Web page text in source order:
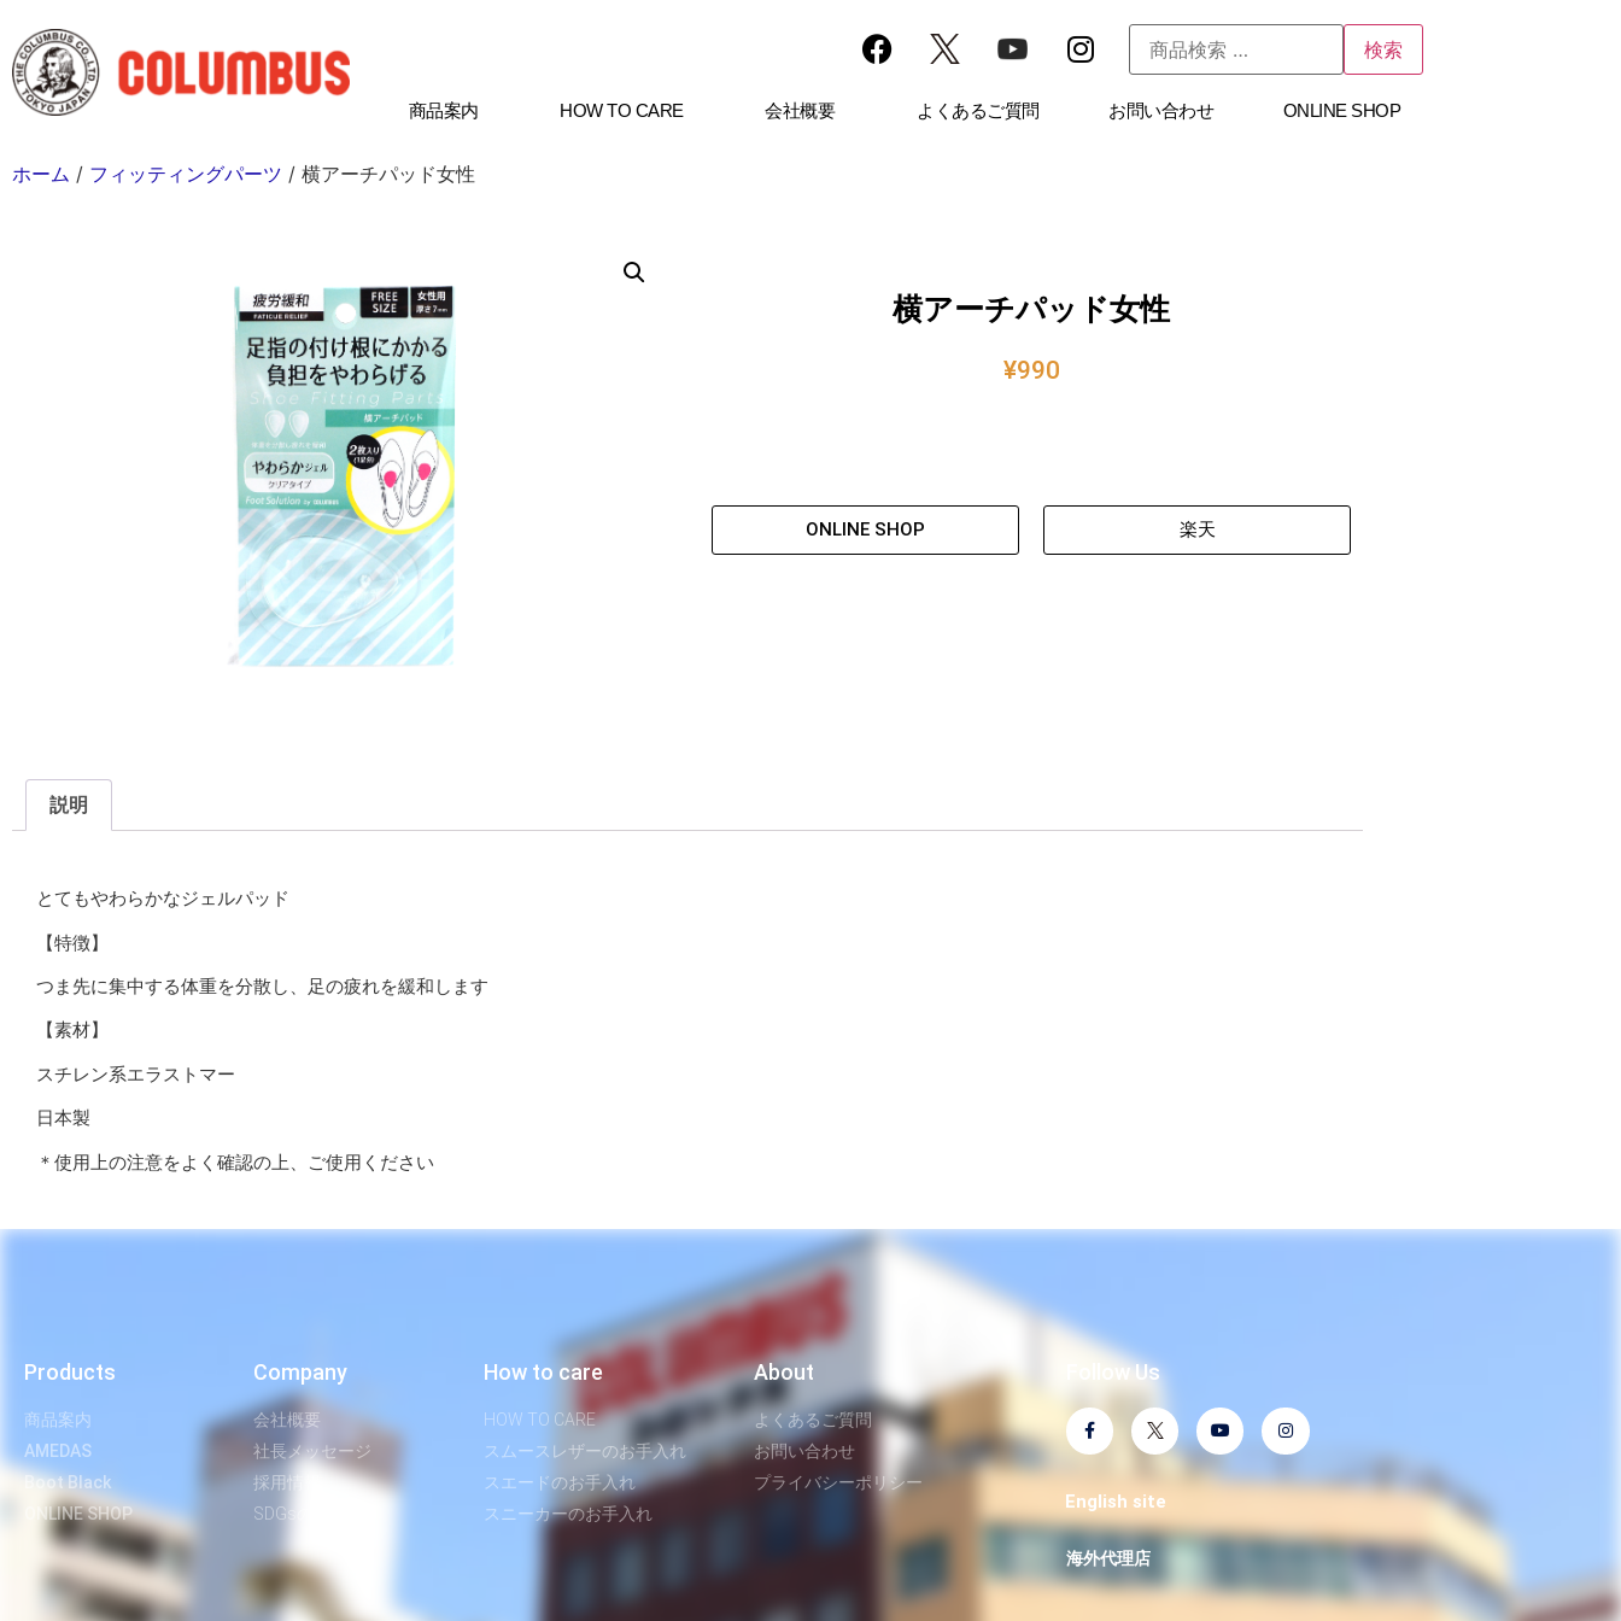
検索
商品案内 HOW TO CARE 会社概要 よくあるご質問 お問い合わせ ONLINE SHOP
ホーム / フィッティングパーツ / 横アーチパッド女性
横アーチパッド女性
¥990
ONLINE SHOP 楽天
説明
とてもやわらかなジェルパッド
【特徴】
つま先に集中する体重を分散し、足の疲れを緩和します
【素材】
スチレン系エラストマー
日本製
＊使用上の注意をよく確認の上、ご使用ください
Products
商品案内
AMEDAS
Boot Black
ONLINE SHOP
Company
会社概要
社長メッセージ
採用情報
SDGsの取り組み
How to care
HOW TO CARE
スムースレザーのお手入れ
スエードのお手入れ
スニーカーのお手入れ
About
よくあるご質問
お問い合わせ
プライバシーポリシー
Follow Us
English site
海外代理店